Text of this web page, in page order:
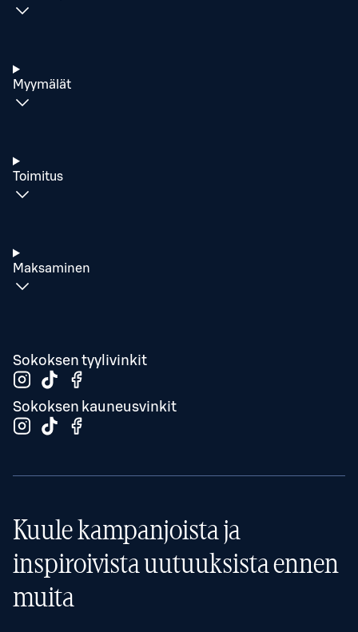
Myymälät
Toimitus
Maksaminen
Sokoksen tyylivinkit
Sokoksen kauneusvinkit
Kuule kampanjoista ja
inspiroivista uutuuksista ennen
muita